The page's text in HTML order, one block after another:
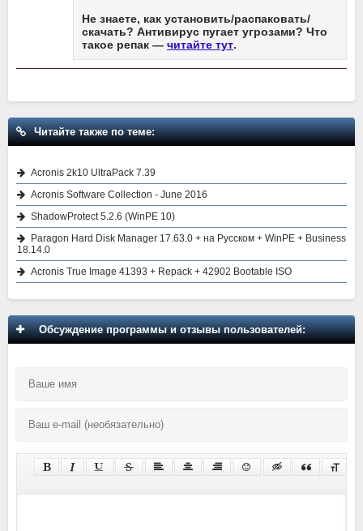
Не знаете, как установить/распаковать/
скачать? Антивирус пугает угрозами? Что
такое репак — читайте тут.
Читайте также по теме:
Acronis 2k10 UltraPack 7.39
Acronis Software Collection - June 2016
ShadowProtect 5.2.6 (WinPE 10)
Paragon Hard Disk Manager 17.63.0 + на Русском + WinPE + Business
18.14.0
Acronis True Image 41393 + Repack + 42902 Bootable ISO
Обсуждение программы и отзывы пользователей: